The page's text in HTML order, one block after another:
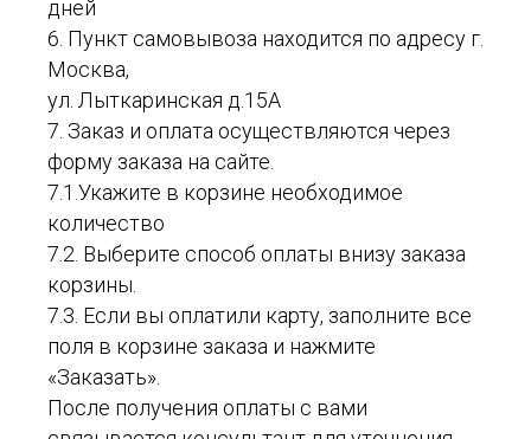
дней
6. Пункт самовывоза находится по адресу г.
Москва,
ул. Лыткаринская д.15А
7. Заказ и оплата осуществляются через
форму заказа на сайте.
7.1.Укажите в корзине необходимое
количество
7.2. Выберите способ оплаты внизу заказа
корзины.
7.3. Если вы оплатили карту, заполните все
поля в корзине заказа и нажмите
«Заказать».
После получения оплаты с вами